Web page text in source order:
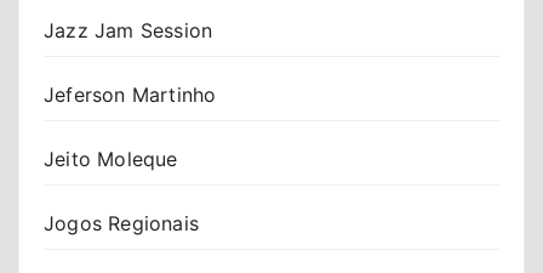
Jazz Jam Session
Jeferson Martinho
Jeito Moleque
Jogos Regionais